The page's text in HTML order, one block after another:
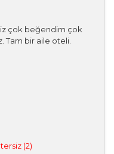
çok beğendim çok
Tam bir aile oteli.
(2)